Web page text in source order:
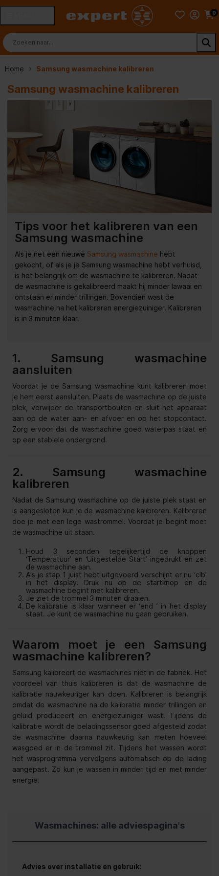
0
Home Samsung wasmachine kalibreren
Samsung wasmachine kalibreren
Tips voor het kalibreren van een
Samsung wasmachine
Als je net een nieuwe Samsung wasmachine hebt
gekocht, of als je je Samsung wasmachine hebt verhuisd,
is het belangrijk om de wasmachine te kalibreren. Nadat
de wasmachine is gekalibreerd maakt hij minder lawaai en
ontstaan er minder trillingen. Bovendien wast de
wasmachine na het kalibreren energiezuiniger. Kalibreren
is in 3 minuten klaar.
1. Samsung wasmachine
aansluiten
Voordat je de Samsung wasmachine kunt kalibreren moet
je hem eerst aansluiten. Plaats de wasmachine op de juiste
plek, verwijder de transportbouten en sluit het apparaat
aan op de water aan- en afvoer en op het stopcontact.
Zorg ervoor dat de wasmachine goed waterpas staat en
op een stabiele ondergrond.
2. Samsung wasmachine
kalibreren
Nadat de Samsung wasmachine op de juiste plek staat en
is aangesloten kun je de wasmachine kalibreren. Kalibreren
doe je met een lege wastrommel. Voordat je begint moet
de wasmachine uit staan.
Houd 3 seconden tegelijkertijd de knoppen
‘Temperatuur’ en ‘Uitgestelde Start’ ingedrukt en zet
de wasmachine aan.
Als je stap 1 juist hebt uitgevoerd verschijnt er nu ‘clb’
in het display. Druk nu op de startknop en de
wasmachine begint met kalibreren.
Je ziet de trommel 3 minuten draaien.
De kalibratie is klaar wanneer er ‘end ’ in het display
staat. Je kunt de wasmachine nu gaan gebruiken.
Waarom moet je een Samsung
wasmachine kalibreren?
Samsung kalibreert de wasmachines niet in de fabriek. Het
voordeel van thuis kalibreren is dat de wasmachine de
kalibratie nauwkeuriger kan doen. Kalibreren is belangrijk
omdat de wasmachine na de kalibratie minder trillingen en
geluid produceert en energiezuiniger wast. Tijdens de
kalibratie wordt de beladingssensor goed afgesteld zodat
de wasmachine daarna nauwkeurig kan meten hoeveel
wasgoed er in de trommel zit. Tijdens het wassen wordt
het wasprogramma vervolgens automatisch op de lading
aangepast. Zo kun je wassen in minder tijd en met minder
energie.
Wasmachines: alle adviespagina's
Advies over installatie en gebruik: